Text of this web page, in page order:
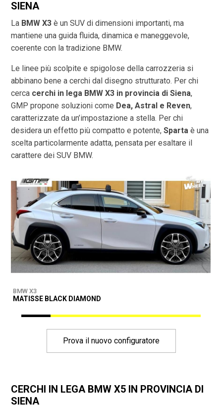
SIENA
La BMW X3 è un SUV di dimensioni importanti, ma
mantiene una guida fluida, dinamica e maneggevole,
coerente con la tradizione BMW.
Le linee più scolpite e spigolose della carrozzeria si
abbinano bene a cerchi dal disegno strutturato. Per chi
cerca cerchi in lega BMW X3 in provincia diSiena,
GMP propone soluzioni come Dea, Astral e Reven,
caratterizzate da un’impostazione a stella. Per chi
desidera un effetto più compatto e potente,Sparta è una
scelta particolarmente adatta, pensata per esaltare il
carattere dei SUV BMW.
BMW X3
MATISSE BLACK DIAMOND
Prova il nuovo configuratore
CERCHI IN LEGA BMW X5 IN PROVINCIA DI
SIENA